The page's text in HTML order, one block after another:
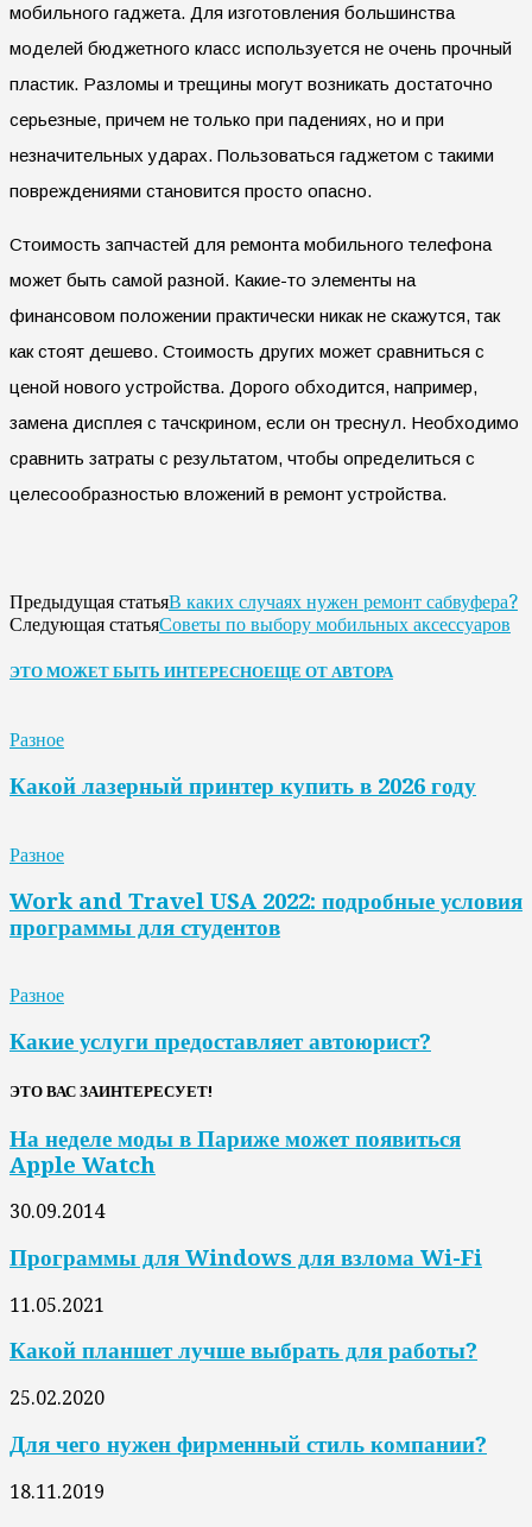
мобильного гаджета. Для изготовления большинства
моделей бюджетного класс используется не очень прочный
пластик. Разломы и трещины могут возникать достаточно
серьезные, причем не только при падениях, но и при
незначительных ударах. Пользоваться гаджетом с такими
повреждениями становится просто опасно.
Стоимость запчастей для ремонта мобильного телефона
может быть самой разной. Какие-то элементы на
финансовом положении практически никак не скажутся, так
как стоят дешево. Стоимость других может сравниться с
ценой нового устройства. Дорого обходится, например,
замена дисплея с тачскрином, если он треснул. Необходимо
сравнить затраты с результатом, чтобы определиться с
целесообразностью вложений в ремонт устройства.
Предыдущая статьяВ каких случаях нужен ремонт сабвуфера?
Следующая статьяСоветы по выбору мобильных аксессуаров
ЭТО МОЖЕТ БЫТЬ ИНТЕРЕСНОЕЩЕ ОТ АВТОРА
Разное
Какой лазерный принтер купить в 2026 году
Разное
Work and Travel USA 2022: подробные условия
программы для студентов
Разное
Какие услуги предоставляет автоюрист?
ЭТО ВАС ЗАИНТЕРЕСУЕТ!
На неделе моды в Париже может появиться
Apple Watch
30.09.2014
Программы для Windows для взлома Wi-Fi
11.05.2021
Какой планшет лучше выбрать для работы?
25.02.2020
Для чего нужен фирменный стиль компании?
18.11.2019